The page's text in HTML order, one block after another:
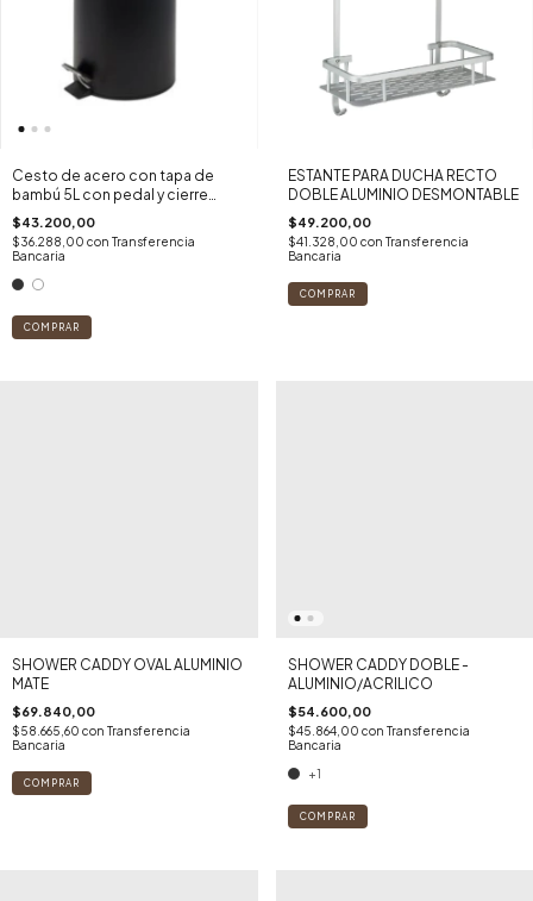
Cesto de acero con tapa de
bambú 5L con pedal y cierre
suave
$43.200,00
$36.288,00 con Transferencia
Bancaria
COMPRAR
ESTANTE PARA DUCHA RECTO
DOBLE ALUMINIO DESMONTABLE
$49.200,00
$41.328,00 con Transferencia
Bancaria
SHOWER CADDY OVAL ALUMINIO
MATE
$69.840,00
$58.665,60 con Transferencia
Bancaria
SHOWER CADDY DOBLE -
ALUMINIO/ACRILICO
$54.600,00
$45.864,00 con Transferencia
Bancaria
+1
COMPRAR